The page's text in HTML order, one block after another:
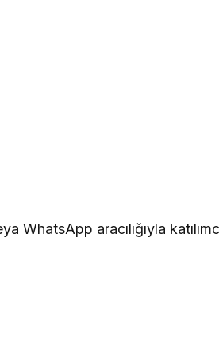
WhatsApp aracılığıyla